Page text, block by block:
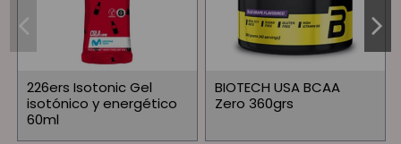
226ers Isotonic Gel
isotónico y energético
60ml
BIOTECH USA BCAA
Zero 360grs